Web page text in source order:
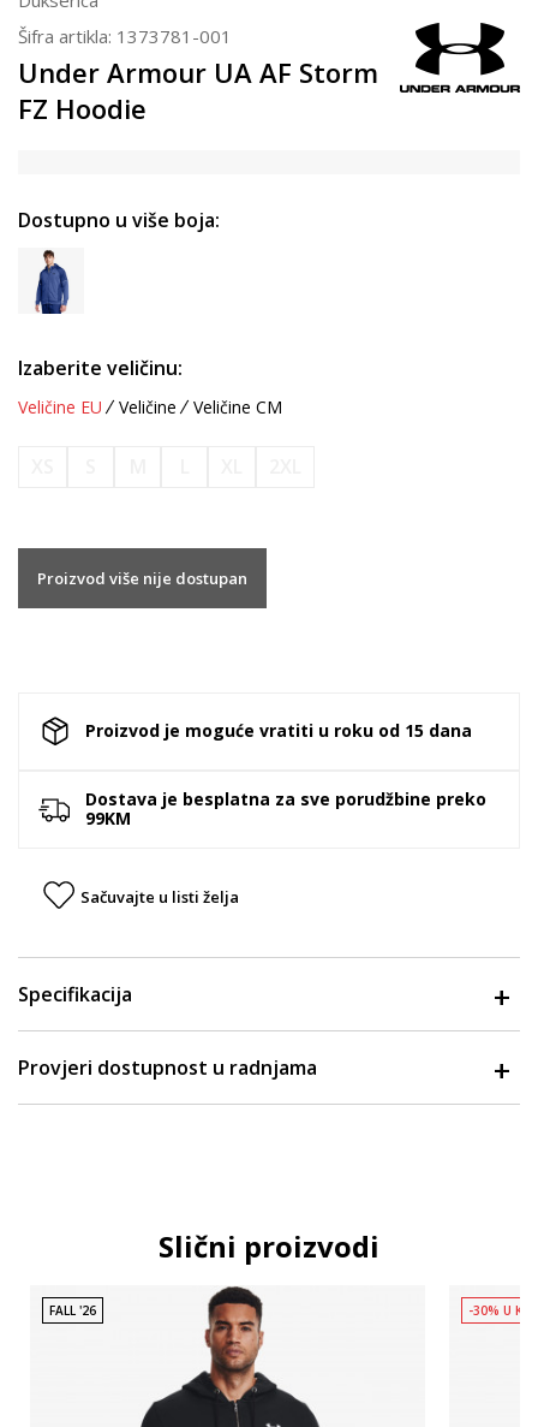
Šifra artikla: 1373781-001
Under Armour UA AF Storm
FZ Hoodie
Dostupno u više boja:
Izaberite veličinu:
Veličine EU Veličine Veličine CM
Proizvod više nije dostupan
Proizvod je moguće vratiti u roku od 15 dana
Dostava je besplatna za sve porudžbine preko
99KM
Sačuvajte u listi želja
Specifikacija
Provjeri dostupnost u radnjama
Slični proizvodi
FALL '26 -30% U